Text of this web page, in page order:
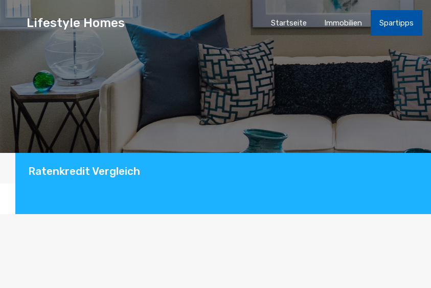
Lifestyle
Homes
Startseite Immobilien
Lifestyle Homes Startseite Immobilien Spartipps
Ratenkredit Vergleich